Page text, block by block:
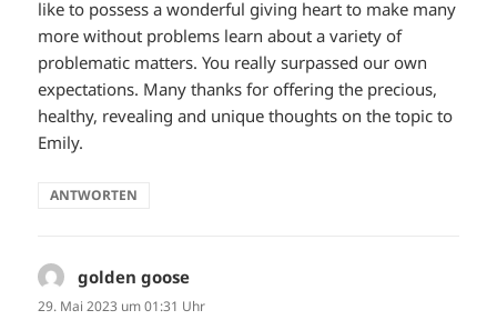
like to possess a wonderful giving heart to make many
more without problems learn about a variety of
problematic matters. You really surpassed our own
expectations. Many thanks for offering the precious,
healthy, revealing and unique thoughts on the topic to
Emily.
ANTWORTEN
golden goose
29. Mai 2023 um 01:31 Uhr